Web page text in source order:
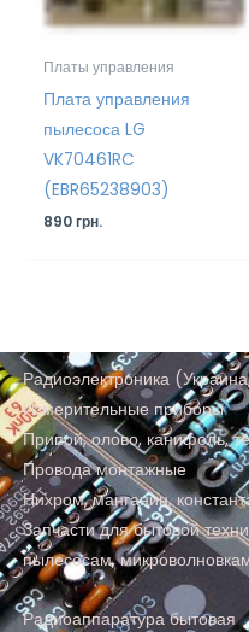
Платы управления
Плата управления
пылесоса LG
VK70461RC
(EBR65238903)
890грн.
Радиоэлектроника
Измерительные приборы
Припой, олово, канифоль,
Провода монтажные
Нихром, манганин,
Запчасти для бытовой
пылесосам,
Радиоаппаратура бытовая